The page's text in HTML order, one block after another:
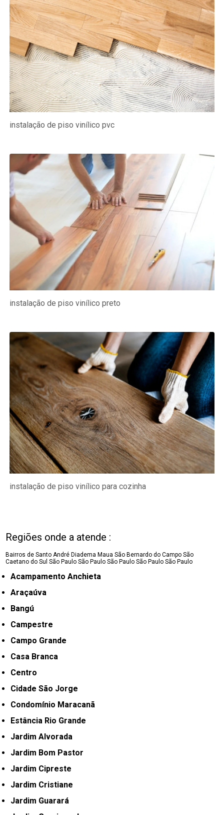
instalação de piso vinílico pvc
instalação de piso vinílico preto
instalação de piso vinílico para cozinha
Regiões onde a atende :
Bairros de Santo André Diadema Maua São Bernardo do Campo São
Caetano do SulSão Paulo São Paulo São Paulo São Paulo São Paulo
Acampamento Anchieta
Araçaúva
Bangú
Campestre
Campo Grande
Casa Branca
Centro
Cidade São Jorge
Condomínio Maracanã
Estância Rio Grande
Jardim Alvorada
Jardim Bom Pastor
Jardim Cipreste
Jardim Cristiane
Jardim Guarará